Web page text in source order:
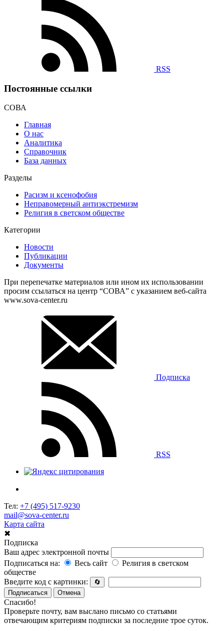
RSS
Постоянные ссылки
СОВА
Главная
О нас
Аналитика
Справочник
База данных
Разделы
Расизм и ксенофобия
Неправомерный антиэкстремизм
Религия в светском обществе
Категории
Новости
Публикации
Документы
При перепечатке материалов или ином их использовании
просим ссылаться на центр “СОВА” с указанием веб-сайта
www.sova-center.ru
Подписка
RSS
Тел: +7 (495) 517-9230
mail@sova-center.ru
Карта сайта
✖
Подписка
Ваш адрес электронной почты
Подписаться на:
Весь сайт
Религия в светском
обществе
Введите код с картинки:
🔄
Подписаться
Отмена
Спасибо!
Проверьте почту, вам выслано письмо со статьями
отвечающим критериям подписки за последние трое суток.